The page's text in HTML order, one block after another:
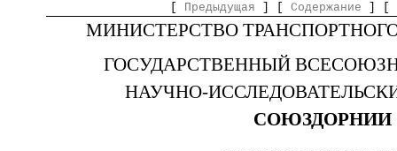
Предыдущая Содержание
МИНИСТЕРСТВО
ГОСУДАРСТВЕННЫЙ
НАУЧНО-
СОЮЗДОРНИИ